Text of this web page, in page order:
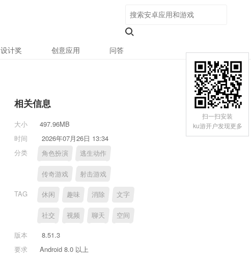
设计奖 创意应用 问答
相关信息
大小
497.96MB
时间
2026年07月26日 13:34
分类
角色扮演 逃生动作
传奇游戏 射击游戏
TAG 休闲 趣味 消除 文字
社交 视频 聊天 空间
版本
8.51.3
要求
Android 8.0 以上
扫一扫安装
ku游开户发现更多